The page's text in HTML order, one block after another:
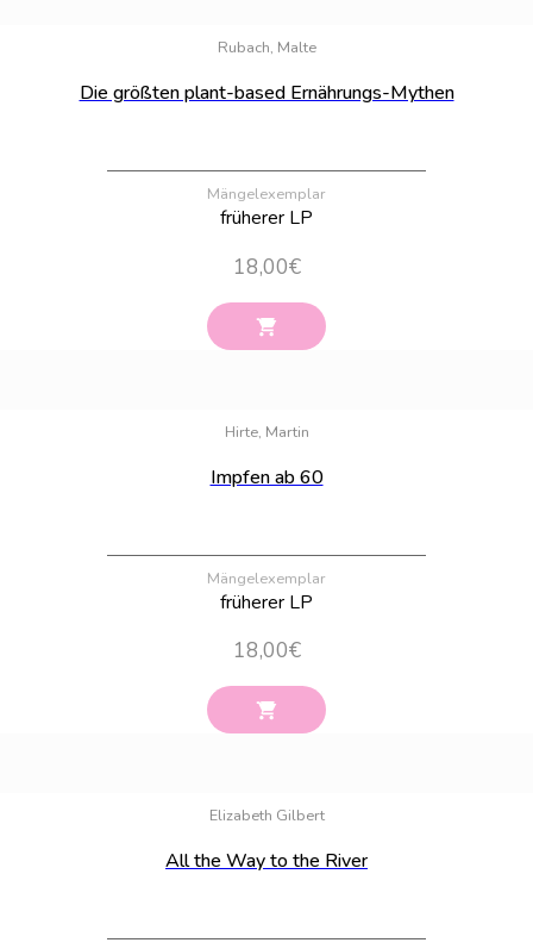
Rubach, Malte
Die größten plant-based Ernährungs-Mythen
Mängelexemplar
früherer LP
18,00€
Hirte, Martin
Impfen ab 60
Mängelexemplar
früherer LP
18,00€
Elizabeth Gilbert
All the Way to the River